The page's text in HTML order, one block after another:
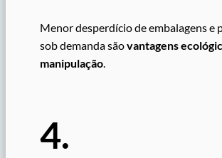
Menor desperdício de embalagens e
sob demanda sãovantagens
manipulação.
4.